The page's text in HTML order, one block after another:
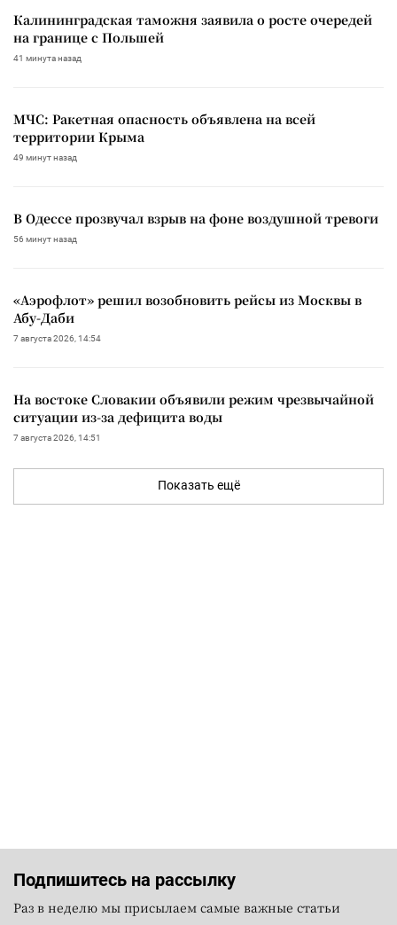
Калининградская таможня заявила о росте очередей
на границе с Польшей
41 минута назад
МЧС: Ракетная опасность объявлена на всей
территории Крыма
49 минут назад
В Одессе прозвучал взрыв на фоне воздушной тревоги
56 минут назад
«Аэрофлот» решил возобновить рейсы из Москвы в
Абу-Даби
7 августа 2026, 14:54
На востоке Словакии объявили режим чрезвычайной
ситуации из-за дефицита воды
7 августа 2026, 14:51
Показать ещё
Подпишитесь на рассылку
Раз в неделю мы присылаем самые важные статьи